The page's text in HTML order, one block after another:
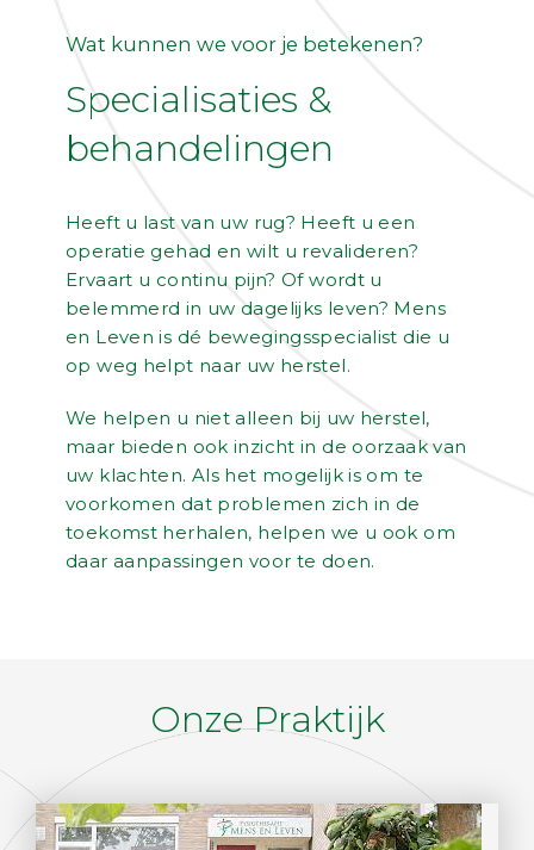
Wat kunnen we voor je betekenen?
Specialisaties &
behandelingen
Heeft u last van uw rug? Heeft u een
operatie gehad en wilt u revalideren?
Ervaart u continu pijn? Of wordt u
belemmerd in uw dagelijks leven? Mens
en Leven is dé bewegingsspecialist die u
op weg helpt naar uw herstel.
We helpen u niet alleen bij uw herstel,
maar bieden ook inzicht in de oorzaak van
uw klachten. Als het mogelijk is om te
voorkomen dat problemen zich in de
toekomst herhalen, helpen we u ook om
daar aanpassingen voor te doen.
Onze Praktijk